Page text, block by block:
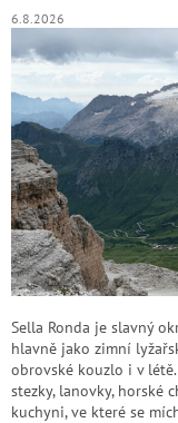
6.8.2026
Sella Ronda je slavný
hlavně jako zimní
obrovské kouzlo i v
stezky, lanovky, horské
kuchyni, ve které se